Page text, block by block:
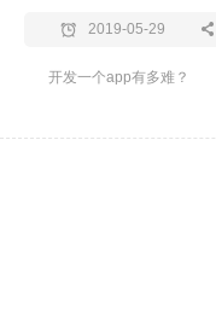
2019-05-29
开发一个app有多难？